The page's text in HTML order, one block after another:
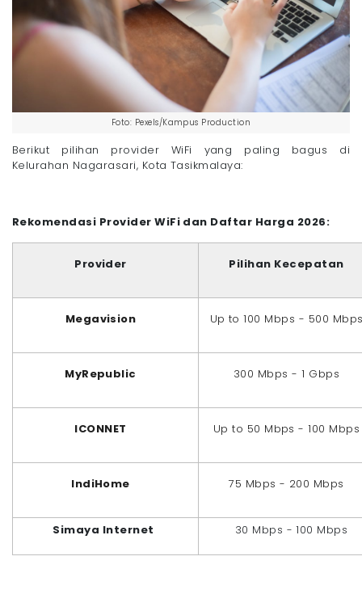
Foto: Pexels/Kampus Production
Berikut pilihan provider WiFi yang paling bagus di
Kelurahan Nagarasari, Kota Tasikmalaya:
Rekomendasi Provider WiFi dan Daftar Harga 2026:
Provider Pilihan Kecepatan
Megavision Up to 100 Mbps - 500
MyRepublic 300 Mbps - 1 Gbps
ICONNET Up to 50 Mbps - 100 Mbps
IndiHome 75 Mbps - 200 Mbps
Simaya Internet 30 Mbps - 100 Mbps